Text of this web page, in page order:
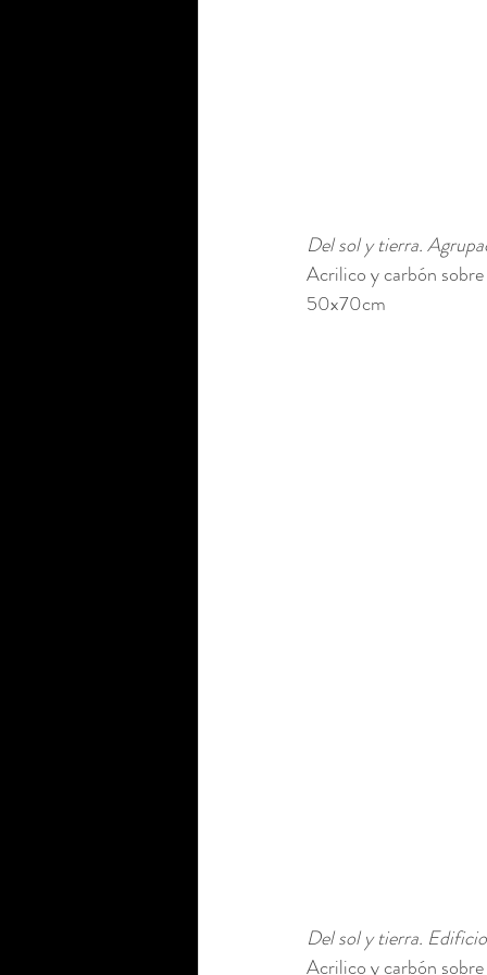
Del sol y tierra.
Acrilico y carbón sobre
50x70cm
Del sol y tierra.
Acrilico y carbón sobre